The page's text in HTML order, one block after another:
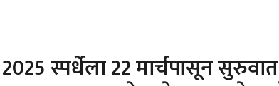
स्पर्धेला 22 मार्चपासून